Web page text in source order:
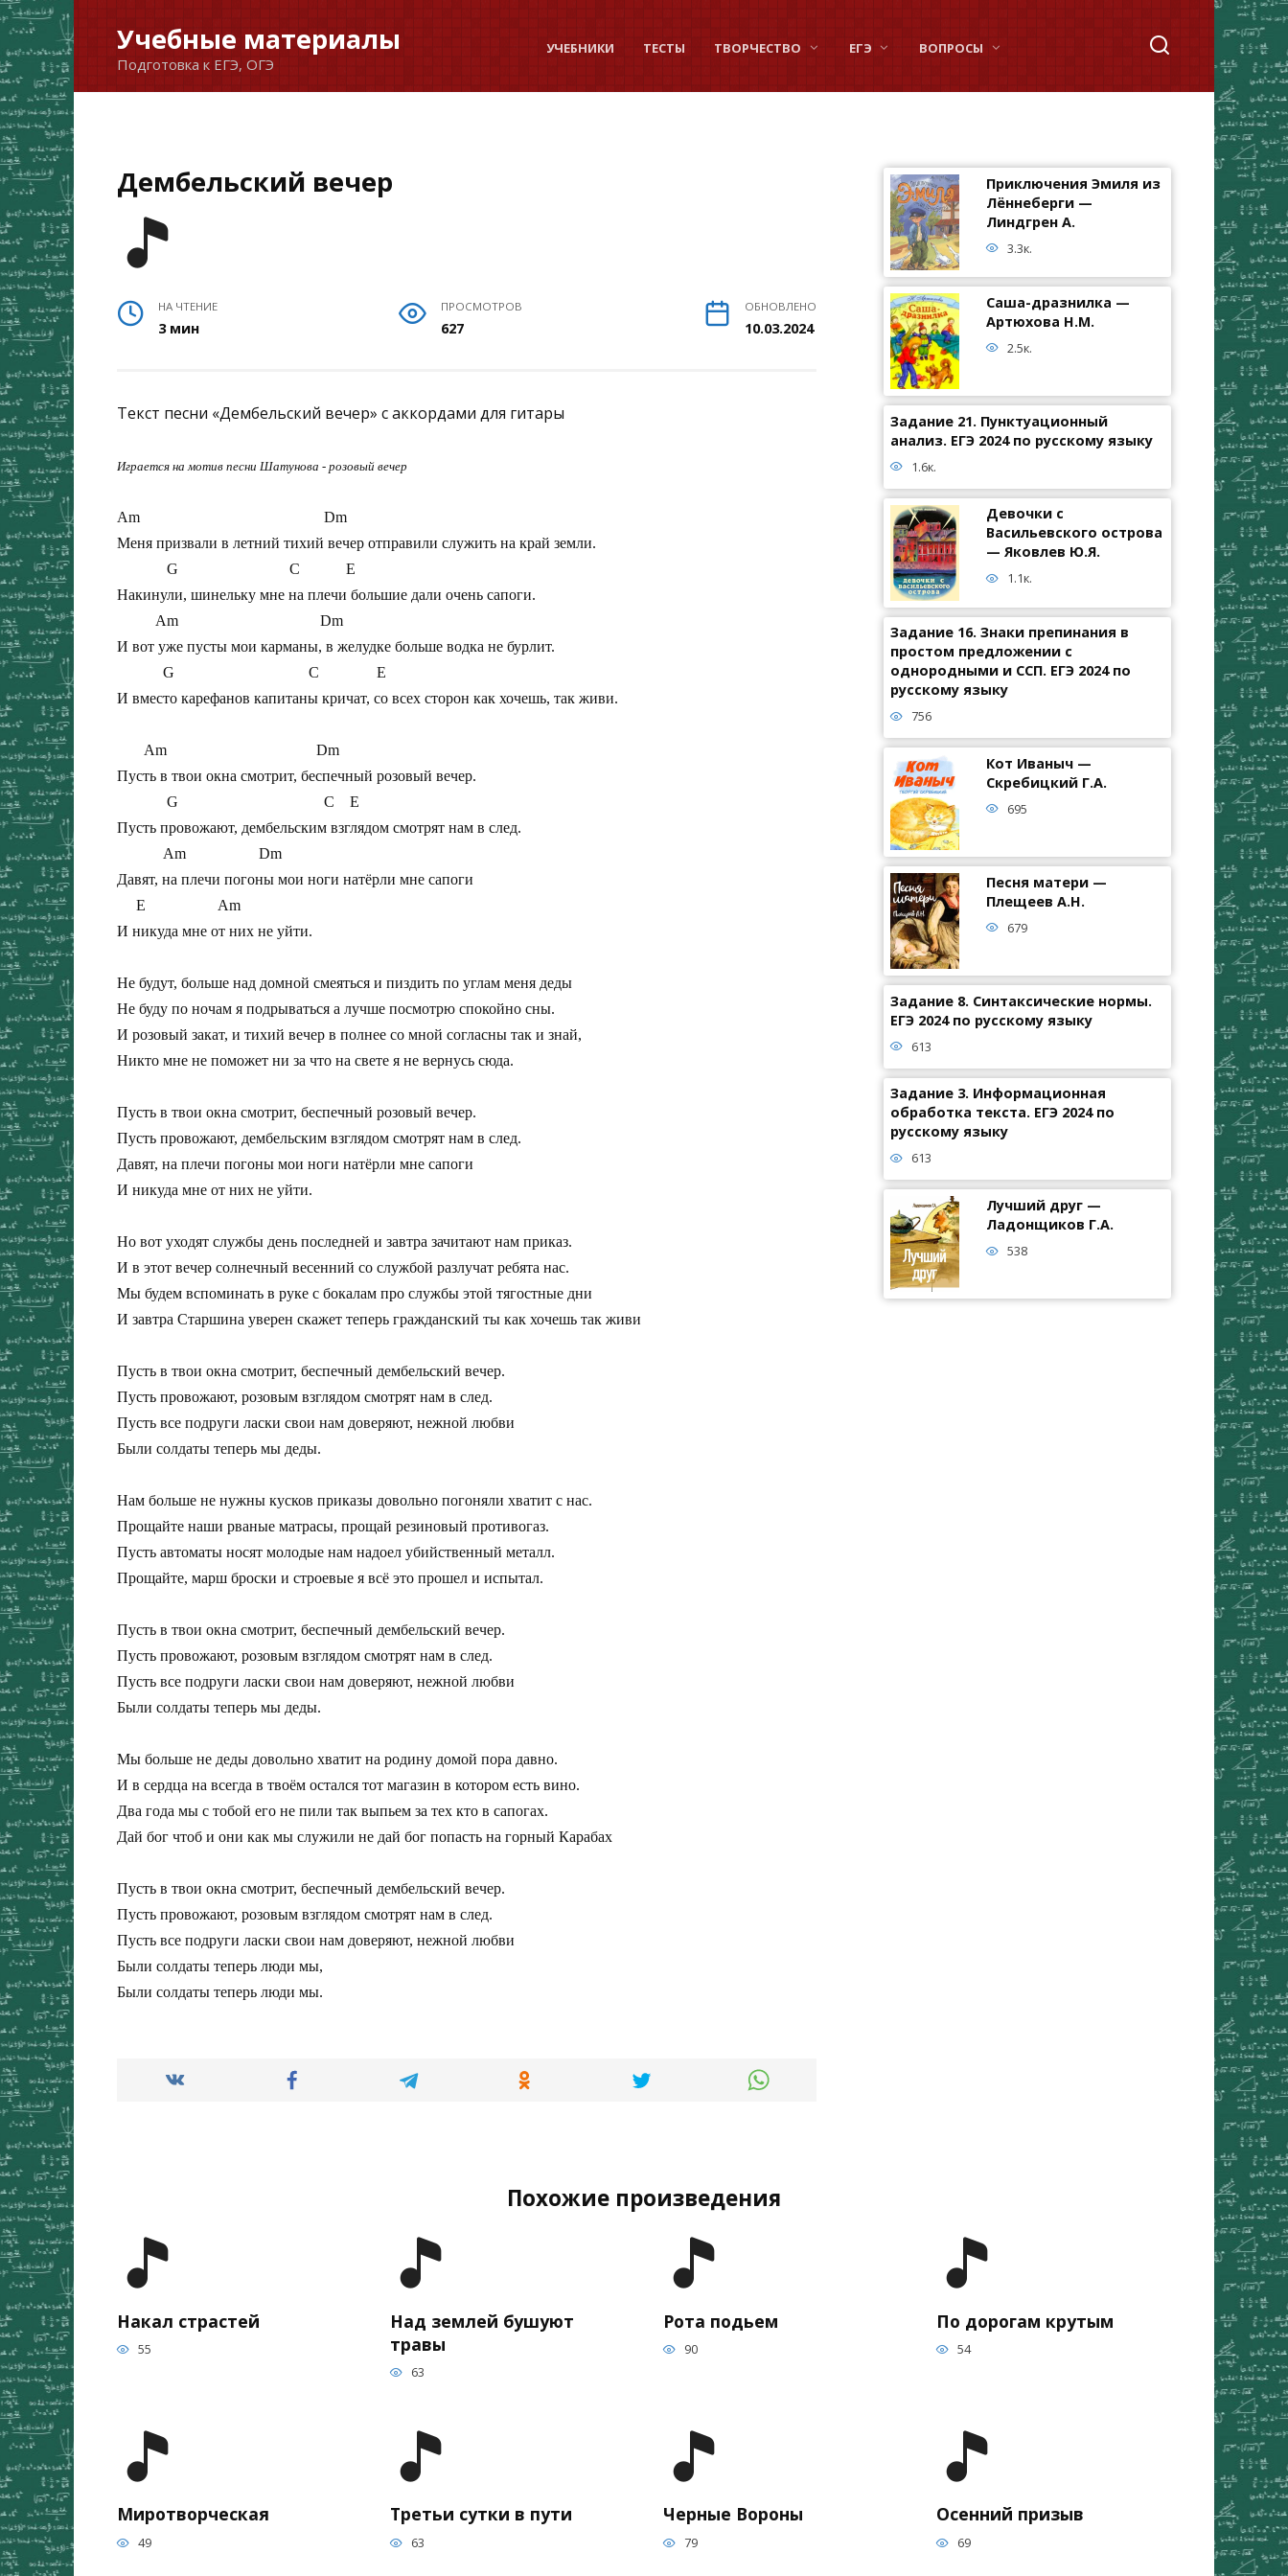
Перейти
содержанию
Учебные материалы
Подготовка к ЕГЭ, ОГЭ
УЧЕБНИКИ ТЕСТЫ ТВОРЧЕСТВО ЕГЭ ВОПРОСЫ
Дембельский вечер
НА ЧТЕНИЕ
3 мин
ПРОСМОТРОВ
627
ОБНОВЛЕНО
10.03.2024
Текст песни «Дембельский вечер» с аккордами для гитары
Играется на мотив песни Шатунова - розовый вечер
Am                                                Dm
Меня призвали в летний тихий вечер отправили служить на край земли.
             G                             C            E
Накинули, шинельку мне на плечи большие дали очень сапоги.
          Am                                     Dm
И вот уже пусты мои карманы, в желудке больше водка не бурлит.
            G                                   C               E
И вместо карефанов капитаны кричат, со всех сторон как хочешь, так живи.
       Am                                       Dm
Пусть в твои окна смотрит, беспечный розовый вечер.
             G                                      C    E
Пусть провожают, дембельским взглядом смотрят нам в след.
            Am                   Dm
Давят, на плечи погоны мои ноги натёрли мне сапоги
     E                   Am
И никуда мне от них не уйти.
Не будут, больше над домной смеяться и пиздить по углам меня деды
Не буду по ночам я подрываться а лучше посмотрю спокойно сны.
И розовый закат, и тихий вечер в полнее со мной согласны так и знай,
Никто мне не поможет ни за что на свете я не вернусь сюда.
Пусть в твои окна смотрит, беспечный розовый вечер.
Пусть провожают, дембельским взглядом смотрят нам в след.
Давят, на плечи погоны мои ноги натёрли мне сапоги
И никуда мне от них не уйти.
Но вот уходят службы день последней и завтра зачитают нам приказ.
И в этот вечер солнечный весенний со службой разлучат ребята нас.
Мы будем вспоминать в руке с бокалам про службы этой тягостные дни
И завтра Старшина уверен скажет теперь гражданский ты как хочешь так живи
Пусть в твои окна смотрит, беспечный дембельский вечер.
Пусть провожают, розовым взглядом смотрят нам в след.
Пусть все подруги ласки свои нам доверяют, нежной любви
Были солдаты теперь мы деды.
Нам больше не нужны кусков приказы довольно погоняли хватит с нас.
Прощайте наши рваные матрасы, прощай резиновый противогаз.
Пусть автоматы носят молодые нам надоел убийственный металл.
Прощайте, марш броски и строевые я всё это прошел и испытал.
Пусть в твои окна смотрит, беспечный дембельский вечер.
Пусть провожают, розовым взглядом смотрят нам в след.
Пусть все подруги ласки свои нам доверяют, нежной любви
Были солдаты теперь мы деды.
Мы больше не деды довольно хватит на родину домой пора давно.
И в сердца на всегда в твоём остался тот магазин в котором есть вино.
Два года мы с тобой его не пили так выпьем за тех кто в сапогах.
Дай бог чтоб и они как мы служили не дай бог попасть на горный Карабах
Пусть в твои окна смотрит, беспечный дембельский вечер.
Пусть провожают, розовым взглядом смотрят нам в след.
Пусть все подруги ласки свои нам доверяют, нежной любви
Были солдаты теперь люди мы,
Приключения Эмиля из
Лённеберги —
Линдгрен А.
3.3к.
Саша-дразнилка —
Артюхова Н.М.
2.5к.
Задание 21. Пунктуационный
анализ. ЕГЭ 2024 по русскому языку
1.6к.
Девочки с
Васильевского острова
— Яковлев Ю.Я.
1.1к.
Задание 16. Знаки препинания в
простом предложении с
однородными и ССП. ЕГЭ 2024 по
русскому языку
756
Кот Иваныч —
Скребицкий Г.А.
695
Песня матери —
Плещеев А.Н.
679
Задание 8. Синтаксические нормы.
ЕГЭ 2024 по русскому языку
613
Задание 3. Информационная
обработка текста. ЕГЭ 2024 по
русскому языку
613
Лучший друг —
Ладонщиков Г.А.
538
Похожие произведения
Накал страстей
55
Над землей бушуют
травы
63
Рота подьем
90
По дорогам крутым
54
Миротворческая
49
Третьи сутки в пути
63
Черные Вороны
79
Осенний призыв
69